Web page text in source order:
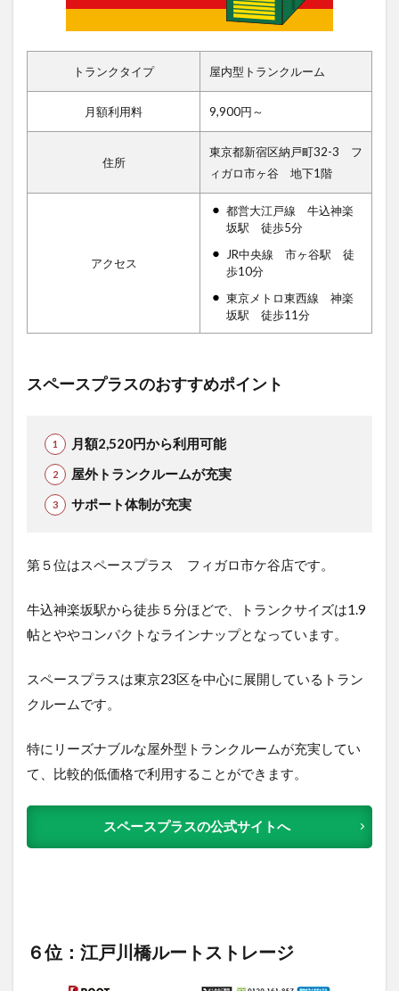
トランクタイプ 屋内型トランクルーム
月額利用料 9,900円～
住所
東京都新宿区納戸町32-3 フ
ィガロ市ヶ谷 地下1階
アクセス
都営大江戸線 牛込神楽
坂駅 徒歩5分
JR中央線 市ヶ谷駅 徒
歩10分
東京メトロ東西線 神楽
坂駅 徒歩11分
スペースプラスのおすすめポイント
月額2,520円から利用可能
屋外トランクルームが充実
サポート体制が充実
第５位はスペースプラス フィガロ市ケ谷店です。
牛込神楽坂駅から徒歩５分ほどで、トランクサイズは1.9
帖とややコンパクトなラインナップとなっています。
スペースプラスは東京23区を中心に展開しているトラン
クルームです。
特にリーズナブルな屋外型トランクルームが充実してい
て、比較的低価格で利用することができます。
スペースプラスの公式サイトへ
６位：江戸川橋ルートストレージ